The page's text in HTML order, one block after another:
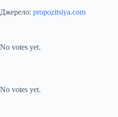
Джерело: propozitsiya.com
No votes yet.
No votes yet.